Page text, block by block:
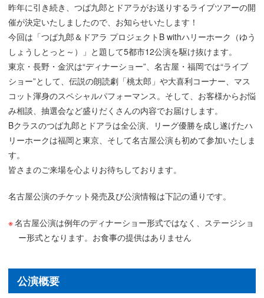
昨年に引き続き、つば九郎とドアラがお送りするライブツアーの開
催が決定いたしましたので、お知らせいたします！
今回は「つば九郎＆ドアラ プロジェクトB withハリーホーク（ゆう
しょうしとっと～）」と題して5都市12公演を駆け抜けます。
東京・長野・金沢は“ディナーショー”、名古屋・福岡では“ライブ
ショー”として、伝説の朗読劇「桃太郎」や大喜利コーナー、マス
コット渾身のスペシャルパフォーマンス。そして、お客様からお悩
み相談、抽選会など盛りだくさんの内容でお届けします。
Bクラスのつば九郎とドアラは全公演、リーグ優勝を成し遂げたハ
リーホークは福岡と東京、そして名古屋公演も初めて参加いたしま
す。
皆さまのご来場を心よりお待ちしております。
名古屋公演のチケット発売及び公演情報は下記の通りです。
名古屋公演は例年のディナーショー形式ではなく、ステージショ
ー形式となります。お食事の提供はありません
公演概要